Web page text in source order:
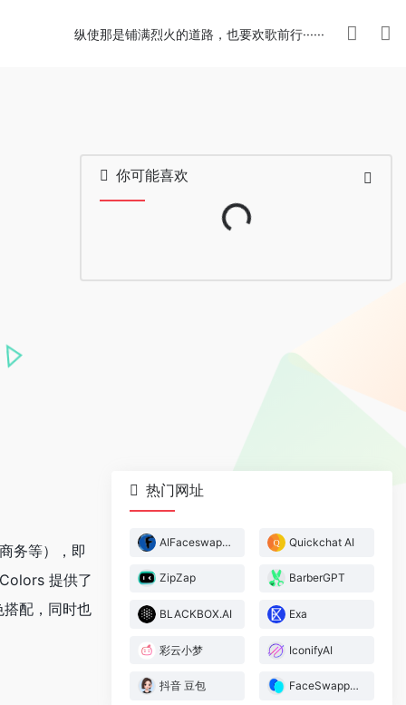
纵使那是铺满烈火的道路，也要欢歌前行······
你可能喜欢
Loading...
务等），即
提供了
配，同时也
热门网址
AIFaceswapper Quickchat AI
ZipZap BarberGPT
BLACKBOX.AI Exa
彩云小梦 IconifyAI
抖音 豆包 FaceSwapper.ai